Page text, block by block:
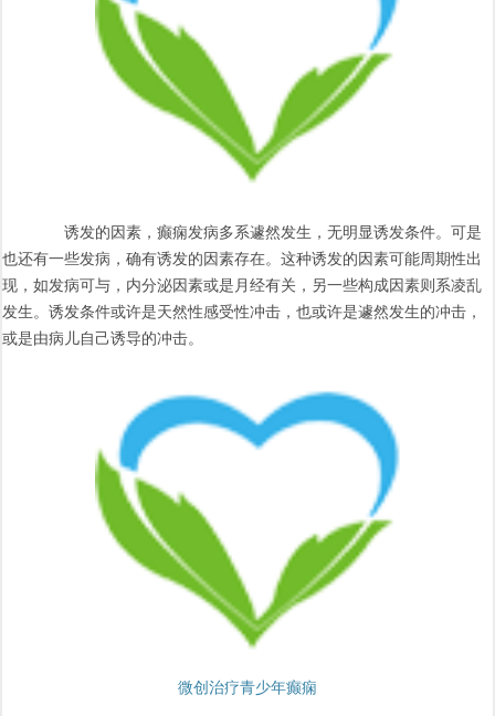
诱发的因素，癫痫发病多系遽然发生，无明显诱发条件。可是
也还有一些发病，确有诱发的因素存在。这种诱发的因素可能周期性出
现，如发病可与，内分泌因素或是月经有关，另一些构成因素则系凌乱
发生。诱发条件或许是天然性感受性冲击，也或许是遽然发生的冲击，
或是由病儿自己诱导的冲击。
微创治疗青少年癫痫